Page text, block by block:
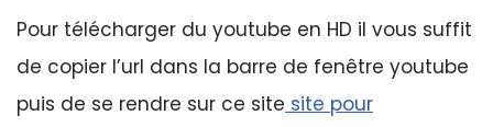
Pour télécharger du youtube en HD il vous suffit
de copier l’url dans la barre de fenêtre youtube
puis de se rendre sur ce site site pour